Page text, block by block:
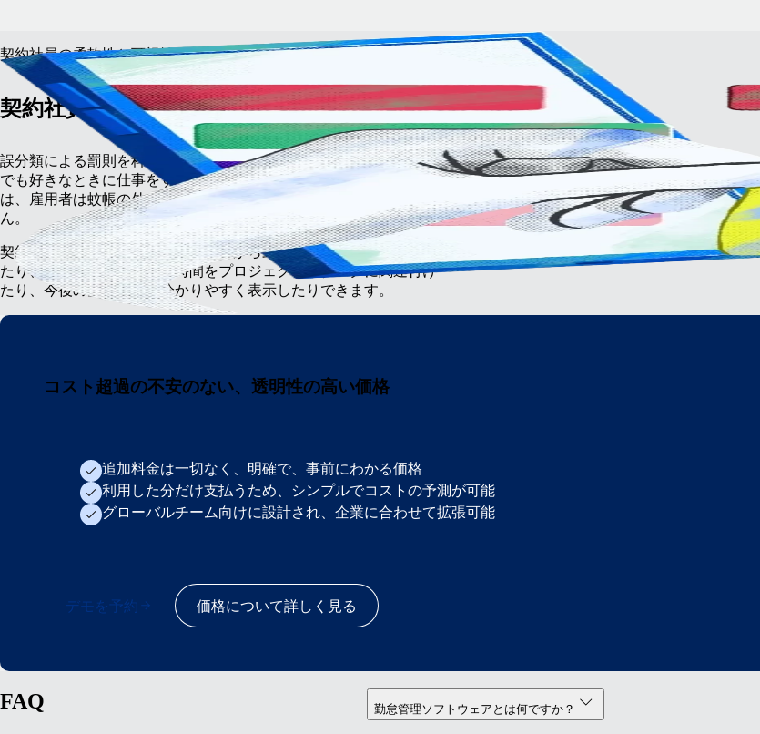
契約社員の柔軟性と可視性をバランスよく
契約社員の勤務時間と空き状況を記録
誤分類による罰則を科せられないよう、契約社員には世界各地どこ
でも好きなときに仕事をする自由を与えるべきです。しかしそれ
は、雇用者は蚊帳の外に置かれるべきだという意味ではありませ
ん。
契約社員はラップトップやモバイルから勤務時間を記録して保存し
たり、メモを記入して勤務時間をプロジェクトやタスクに関連付け
たり、今後の空き時間を分かりやすく表示したりできます。
コスト超過の不安のない、透明性の高い価格
追加料金は一切なく、明確で、事前にわかる価格
利用した分だけ支払うため、シンプルでコストの予測が可能
グローバルチーム向けに設計され、企業に合わせて拡張可能
デモを予約 価格について詳しく見る
FAQ 勤怠管理ソフトウェアとは何ですか？